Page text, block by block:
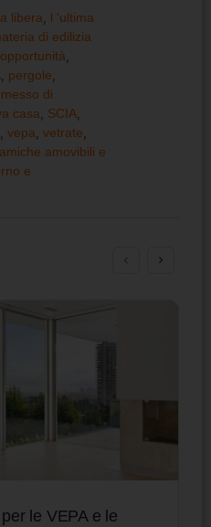
libera
l 'ultima
di edilizia
pergole
di
casa SCIA
vepa vetrate
amovibili e
e
le VEPA e le